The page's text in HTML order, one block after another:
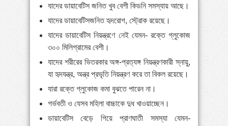
যাদের ডায়াবেটিস জনিত খুব বেশী কিডনি সমস্যায় আছে।
যাদের ডায়াবেটিসজনিত হৃদরোগ, স্ট্রোক রয়েছে।
যাদের ডায়াবেটিস নিয়ন্ত্রণে নেই যেমন- রক্তে গ্লুকোজ
৩০০ মিলিগ্রামের বেশী।
যাদের শরীরের ভিতরকার অঙ্গ-প্রত্যঙ্গ নিয়ন্ত্রণকারী স্নায়ু,
যা হৃদযন্ত্র, অন্ত্র প্রভৃতি নিয়ন্ত্রণ করে তা বিকল রয়েছে।
যারা রক্তে গ্লুকোজ কমা বুঝতে পারেন না।
গর্ভবতী ও যেসব মহিলা বাচ্চাকে দুধ খাওয়াচ্ছেন।
ডায়াবেটিস বেড়ে গিয়ে প্রাণঘাতী সমস্যা যেমন-